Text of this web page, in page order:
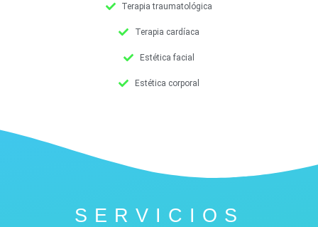
Terapia traumatológica
Terapia cardíaca
Estética facial
Estética corporal
SERVICIOS